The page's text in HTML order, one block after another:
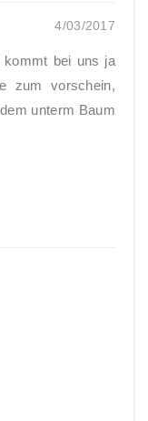
4/03/2017
kommt bei uns ja
zum vorschein,
unterm Baum